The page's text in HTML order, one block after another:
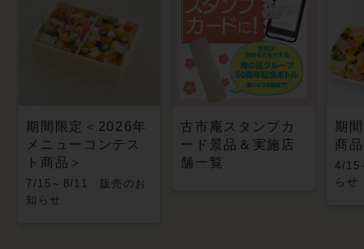
期間限定＜2026年
メニューコンテス
ト商品＞
7/15～8/11 販売のお
知らせ
古市庵スタンプカ
ード景品＆実施店
舗一覧
期
商
4/15
らせ